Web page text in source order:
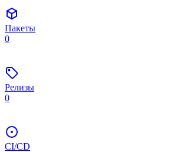
Пакеты
0
Релизы
0
CI/CD